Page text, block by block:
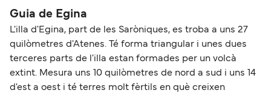
Guia de Egina
L'illa d'Egina, part de les Saròniques, es troba a uns 27
quilòmetres d'Atenes. Té forma triangular i unes dues
terceres parts de l'illa estan formades per un volcà
extint. Mesura uns 10 quilòmetres de nord a sud i uns 14
d'est a oest i té terres molt fèrtils en què creixen